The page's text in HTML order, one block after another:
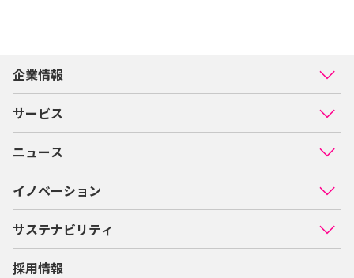
企業情報
サービス
ニュース
イノベーション
サステナビリティ
採用情報